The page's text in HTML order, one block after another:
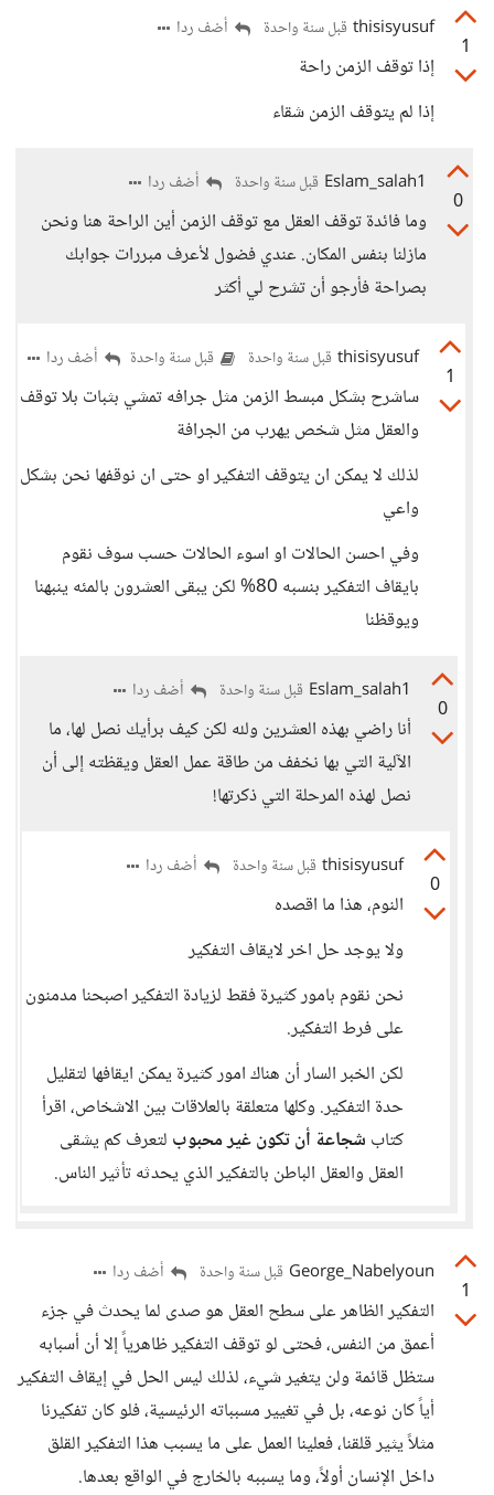
1
thisisyusuf قبل سنة واحدة أضف ردا
إذا توقف الزمن راحة
إذا لم يتوقف الزمن شقاء
0
Eslam_salah1 قبل سنة واحدة أضف ردا
وما فائدة توقف العقل مع توقف الزمن أين الراحة هنا ونحن
مازلنا بنفس المكان. عندي فضول لأعرف مبررات جوابك
بصراحة فأرجو أن تشرح لي أكثر
1
thisisyusuf قبل سنة واحدة قبل سنة واحدة أضف ردا
ساشرح بشكل مبسط الزمن مثل جرافه تمشي بثبات بلا توقف
والعقل مثل شخص يهرب من الجرافة
لذلك لا يمكن ان يتوقف التفكير او حتى ان نوقفها نحن بشكل
واعي
وفي احسن الحالات او اسوء الحالات حسب سوف نقوم
بايقاف التفكير بنسبه 80% لكن يبقى العشرون بالمئه ينبهنا
ويوقظنا
0
Eslam_salah1 قبل سنة واحدة أضف ردا
أنا راضي بهذه العشرين ولله لكن كيف برأيك نصل لها، ما
الآلية التي بها نخفف من طاقة عمل العقل ويقظته إلى أن
نصل لهذه المرحلة التي ذكرتها!
0
thisisyusuf قبل سنة واحدة أضف ردا
النوم، هذا ما اقصده
ولا يوجد حل اخر لايقاف التفكير
نحن نقوم بامور كثيرة فقط لزيادة التفكير اصبحنا مدمنون
على فرط التفكير.
لكن الخبر السار أن هناك امور كثيرة يمكن ايقافها لتقليل
حدة التفكير. وكلها متعلقة بالعلاقات بين الاشخاص، اقرأ
كتاب شجاعة أن تكون غير محبوب لتعرف كم يشقى
العقل والعقل الباطن بالتفكير الذي يحدثه تأثير الناس.
1
George_Nabelyoun قبل سنة واحدة أضف ردا
التفكير الظاهر على سطح العقل هو صدى لما يحدث في جزء
أعمق من النفس، فحتى لو توقف التفكير ظاهرياً إلا أن أسبابه
ستظل قائمة ولن يتغير شيء، لذلك ليس الحل في إيقاف التفكير
أياً كان نوعه، بل في تغيير مسبباته الرئيسية، فلو كان تفكيرنا
مثلاً يثير قلقنا، فعلينا العمل على ما يسبب هذا التفكير القلق
داخل الإنسان أولاً، وما يسببه بالخارج في الواقع بعدها.